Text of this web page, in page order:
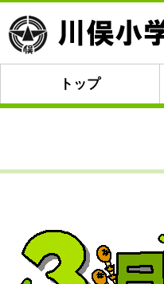
トップ